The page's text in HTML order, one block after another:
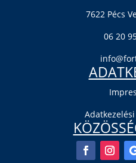
7622 Pécs
06 20